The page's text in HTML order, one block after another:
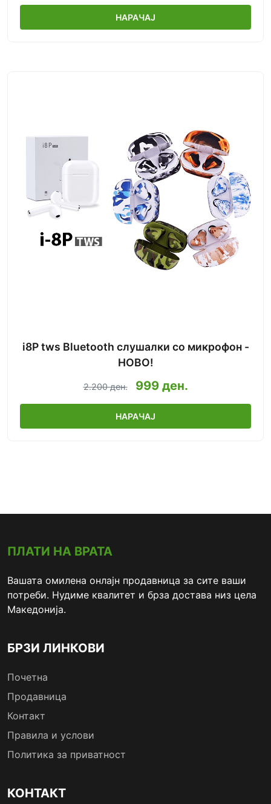
НАРАЧАЈ
i8P tws Bluetooth слушалки со микрофон -
НОВО!
2.200 ден. 999 ден.
НАРАЧАЈ
ПЛАТИ НА ВРАТА
Вашата омилена онлајн продавница за сите ваши
потреби. Нудиме квалитет и брза достава низ цела
Македонија.
БРЗИ ЛИНКОВИ
Почетна
Продавница
Контакт
Правила и услови
Политика за приватност
КОНТАКТ